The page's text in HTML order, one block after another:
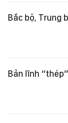
Bắc bộ, Trung
Bản lĩnh “thép”